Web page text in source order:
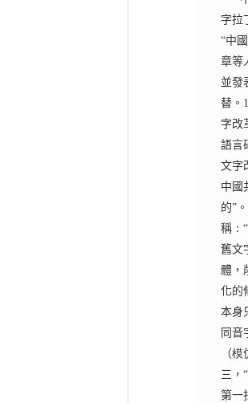
字拉
“中
章等
並發
替。
字改
語言
文字
中國
的” 。
稱 ： “
舊文
體，
化的
本身
同音
（模
三，
第一